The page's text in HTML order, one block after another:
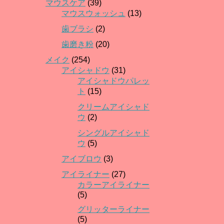
マウスケア (39)
マウスウォッシュ (13)
歯ブラシ (2)
歯磨き粉 (20)
メイク (254)
アイシャドウ (31)
アイシャドウパレッ
ト (15)
クリームアイシャド
ウ (2)
シングルアイシャド
ウ (5)
アイブロウ (3)
アイライナー (27)
カラーアイライナー
(5)
グリッターライナー
(5)